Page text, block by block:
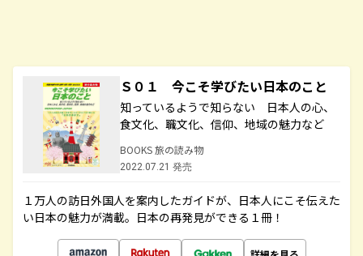
Ｓ０１ 今こそ学びたい日本のこと
知っているようで知らない 日本人の心、
食文化、職文化、信仰、地域の魅力など
BOOKS 旅の読み物
2022.07.21 発売
１万人の訪日外国人を案内したガイドが、日本人にこそ伝えた
い日本の魅力が満載。日本の再発見ができる１冊！